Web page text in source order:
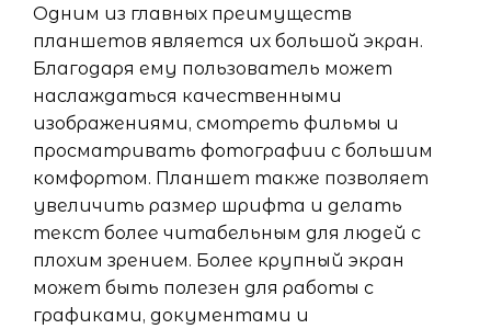
Одним из главных преимуществ
планшетов является их большой экран.
Благодаря ему пользователь может
наслаждаться качественными
изображениями, смотреть фильмы и
просматривать фотографии с бoльшим
комфортом. Планшет также позволяет
увеличить размер шрифта и делать
текст более читабельным для людей с
плохим зрением. Более крупный экран
может быть полезен для работы с
графиками, документами и